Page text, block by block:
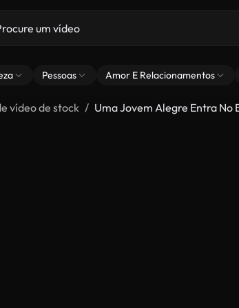
Pessoas Amor E Relacionamentos
vídeo de stock Uma Jovem Alegre Entra No